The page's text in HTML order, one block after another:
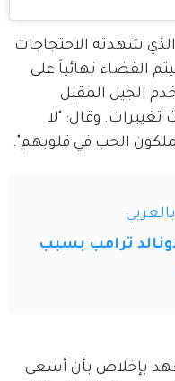
شهدته الاحتجاجات
القضاء نهائياً على
الجيل المقبل
تغييرات. وقال: "لا
الحب في قلوبهم".
ترامب بسبب
بإخلاص بأن أسعى